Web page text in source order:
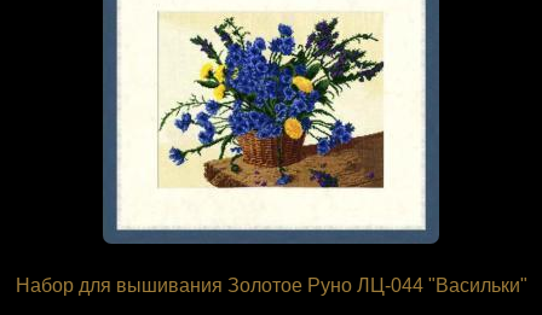
Набор для вышивания Золотое Руно ЛЦ-044 "Васильки"